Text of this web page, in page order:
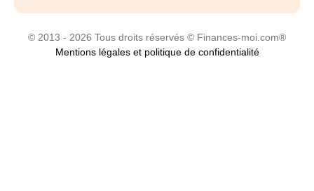
© 2013 - 2026 Tous droits réservés © Finances-moi.com®
Mentions légales et politique de confidentialité